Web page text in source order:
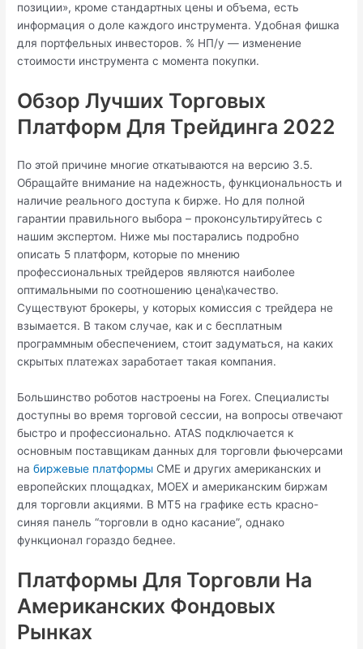
позиции», кроме стандартных цены и объема, есть
информация о доле каждого инструмента. Удобная фишка
для портфельных инвесторов. % НП/у — изменение
стоимости инструмента с момента покупки.
Обзор Лучших Торговых
Платформ Для Трейдинга 2022
По этой причине многие откатываются на версию 3.5.
Обращайте внимание на надежность, функциональность и
наличие реального доступа к бирже. Но для полной
гарантии правильного выбора – проконсультируйтесь с
нашим экспертом. Ниже мы постарались подробно
описать 5 платформ, которые по мнению
профессиональных трейдеров являются наиболее
оптимальными по соотношению цена\качество.
Существуют брокеры, у которых комиссия с трейдера не
взымается. В таком случае, как и с бесплатным
программным обеспечением, стоит задуматься, на каких
скрытых платежах заработает такая компания.
Большинство роботов настроены на Forex. Специалисты
доступны во время торговой сессии, на вопросы отвечают
быстро и профессионально. ATAS подключается к
основным поставщикам данных для торговли фьючерсами
набиржевые платформы CME и других американских и
европейских площадках, MOEX и американским биржам
для торговли акциями. В MT5 на графике есть красно-
синяя панель “торговли в одно касание”, однако
функционал гораздо беднее.
Платформы Для Торговли На
Американских Фондовых
Рынках